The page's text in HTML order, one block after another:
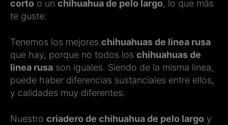
corto o un chihuahua de pelo largo, lo que más
te guste.
Tenemos los mejores chihuahuas de linea rusa
que hay, porque no todos los chihuahuas de
linea rusa son iguales. Siendo de la misma linea,
puede haber diferencias sustanciales entre ellos,
y calidades muy diferentes.
Nuestro criadero de chihuahua de pelo largo y